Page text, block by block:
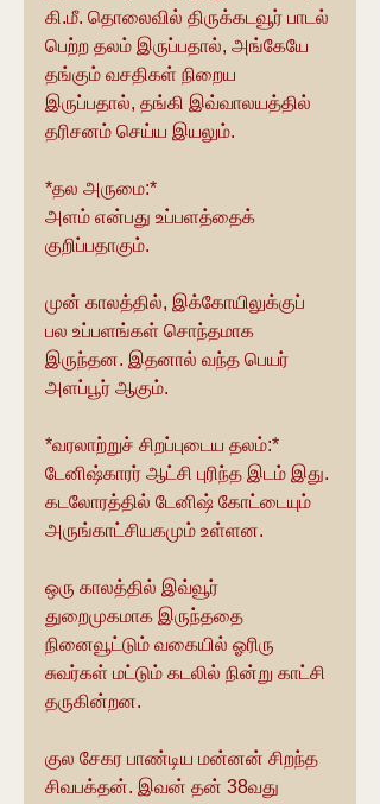
கி.மீ. தொலைவில் திருக்கடவூர் பாடல்
பெற்ற தலம் இருப்பதால், அங்கேயே
தங்கும் வசதிகள் நிறைய
இருப்பதால், தங்கி இவ்வாலயத்தில்
தரிசனம் செய்ய இயலும்.
*தல அருமை:*
அளம் என்பது உப்பளத்தைக்
குறிப்பதாகும்.
முன் காலத்தில், இக்கோயிலுக்குப்
பல உப்பளங்கள் சொந்தமாக
இருந்தன. இதனால் வந்த பெயர்
அளப்பூர் ஆகும்.
*வரலாற்றுச் சிறப்புடைய தலம்:*
டேனிஷ்காரர் ஆட்சி புரிந்த இடம் இது.
கடலோரத்தில் டேனிஷ் கோட்டையும்
அருங்காட்சியகமும் உள்ளன.
ஒரு காலத்தில் இவ்வூர்
துறைமுகமாக இருந்ததை
நினைவூட்டும் வகையில் ஓரிரு
சுவர்கள் மட்டும் கடலில் நின்று காட்சி
தருகின்றன.
குல சேகர பாண்டிய மன்னன் சிறந்த
சிவபக்தன். இவன் தன் 38வது